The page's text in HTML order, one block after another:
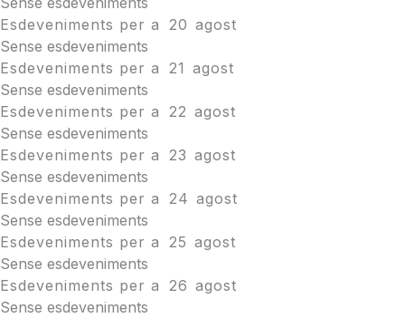
Esdeveniments per a
20 agost
Sense esdeveniments
Esdeveniments per a
21 agost
Sense esdeveniments
Esdeveniments per a
22 agost
Sense esdeveniments
Esdeveniments per a
23 agost
Sense esdeveniments
Esdeveniments per a
24 agost
Sense esdeveniments
Esdeveniments per a
25 agost
Sense esdeveniments
Esdeveniments per a
26 agost
Sense esdeveniments